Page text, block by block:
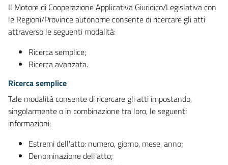
Il Motore di Cooperazione Applicativa Giuridico/Legislativa con
le Regioni/Province autonome consente di ricercare gli atti
attraverso le seguenti modalità:
Ricerca semplice;
Ricerca avanzata.
Ricerca semplice
Tale modalità consente di ricercare gli atti impostando,
singolarmente o in combinazione tra loro, le seguenti
informazioni:
Estremi dell'atto: numero, giorno, mese, anno;
Denominazione dell'atto;